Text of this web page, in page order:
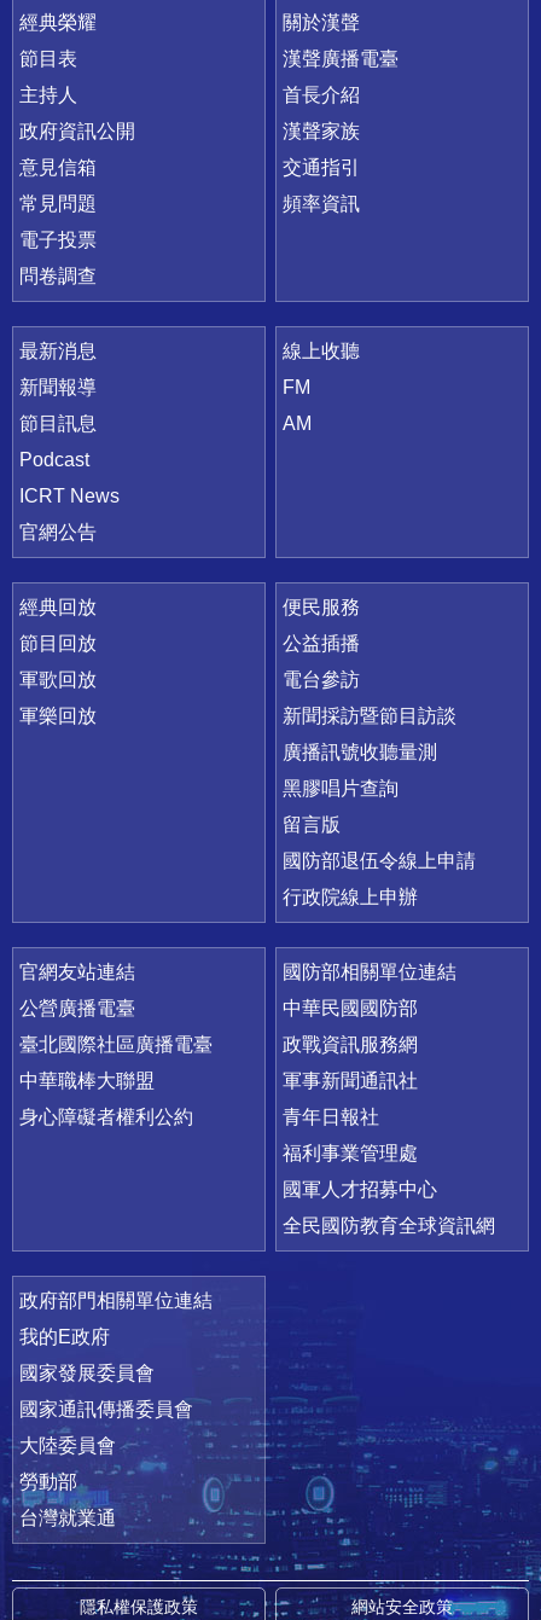
快速連結
經典榮耀
節目表
主持人
政府資訊公開
意見信箱
常見問題
電子投票
問卷調查
關於漢聲
漢聲廣播電臺
首長介紹
漢聲家族
交通指引
頻率資訊
最新消息
新聞報導
節目訊息
Podcast
ICRT News
官網公告
線上收聽
FM
AM
經典回放
節目回放
軍歌回放
軍樂回放
便民服務
公益插播
電台參訪
新聞採訪暨節目訪談
廣播訊號收聽量測
黑膠唱片查詢
留言版
國防部退伍令線上申請
行政院線上申辦
官網友站連結
公營廣播電臺
臺北國際社區廣播電臺
中華職棒大聯盟
身心障礙者權利公約
國防部相關單位連結
中華民國國防部
政戰資訊服務網
軍事新聞通訊社
青年日報社
福利事業管理處
國軍人才招募中心
全民國防教育全球資訊網
政府部門相關單位連結
我的E政府
國家發展委員會
國家通訊傳播委員會
大陸委員會
勞動部
台灣就業通
隱私權保護政策 網站安全政策